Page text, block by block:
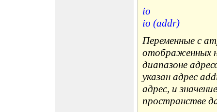
io
io (addr)
Переменные с
отображенных
диапазоне
указан адрес
адрес, и
пространстве